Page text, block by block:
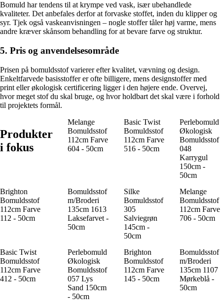
Bomuld har tendens til at krympe ved vask, især ubehandlede
kvaliteter. Det anbefales derfor at forvaske stoffet, inden du klipper og
syr. Tjek også vaskeanvisningen – nogle stoffer tåler høj varme, mens
andre kræver skånsom behandling for at bevare farve og struktur.
5. Pris og anvendelsesområde
Prisen på bomuldsstof varierer efter kvalitet, vævning og design.
Enkeltfarvede basisstoffer er ofte billigere, mens designstoffer med
print eller økologisk certificering ligger i den højere ende. Overvej,
hvor meget stof du skal bruge, og hvor holdbart det skal være i forhold
til projektets formål.
Produkter
i fokus
Melange
Bomuldsstof
112cm Farve
604 - 50cm
Basic Twist
Bomuldsstof
112cm Farve
516 - 50cm
Perlebomuld
Økologisk
Bomuldsstof
048
Karrygul
150cm -
50cm
Brighton
Bomuldsstof
112cm Farve
112 - 50cm
Bomuldsstof
m/Broderi
135cm 1613
Laksefarvet -
50cm
Silke
Bomuldsstof
305
Salviegrøn
145cm -
50cm
Melange
Bomuldsstof
112cm Farve
706 - 50cm
Basic Twist
Bomuldsstof
112cm Farve
412 - 50cm
Perlebomuld
Økologisk
Bomuldsstof
057 Lys
Sand 150cm
- 50cm
Brighton
Bomuldsstof
112cm Farve
145 - 50cm
Bomuldsstof
m/Broderi
135cm 1107
Mørkeblå -
50cm